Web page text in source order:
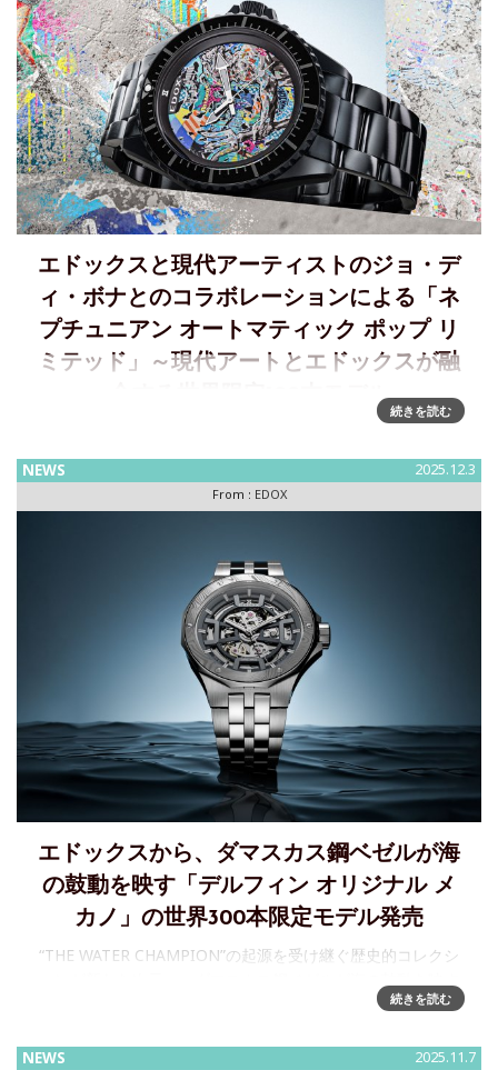
エドックスと現代アーティストのジョ・デ
ィ・ボナとのコラボレーションによる「ネ
プチュニアン オートマティック ポップ リ
ミテッド」～現代アートとエドックスが融
合する世界限定100本モデル
プチューン」が躍動するアーバンダイバーズ～世界限定100本
のネプチュニアン アーティストコラボモデルを12月1日に発
売 EDOX（エドックス）は、現代アーティストのジ
続きを読む
NEWS 2025.12.3
From : EDOX
エドックスから、ダマスカス鋼ベゼルが海
の鼓動を映す「デルフィン オリジナル メ
カノ」の世界300本限定モデル発売
“THE WATER CHAMPION”の起源を受け継ぐ歴史的コレクシ
「デルフィン オリジナル メカノ」の世界300本限定モデルを
続きを読む
NEWS 2025.11.7